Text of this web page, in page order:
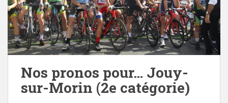
Nos pronos pour… Jouy-
sur-Morin (2e catégorie)